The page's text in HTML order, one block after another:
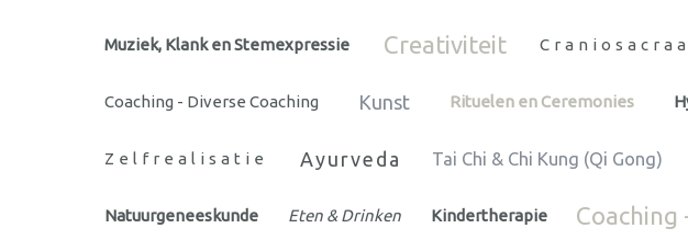
Muziek, Klank en Stemexpressie Creativiteit
Coaching - Diverse Coaching Kunst Rituelen en Ceremonies
Zelfrealisatie Ayurveda Tai Chi & Chi Kung (Qi Gong)
Natuurgeneeskunde Eten & Drinken Kindertherapie Coaching